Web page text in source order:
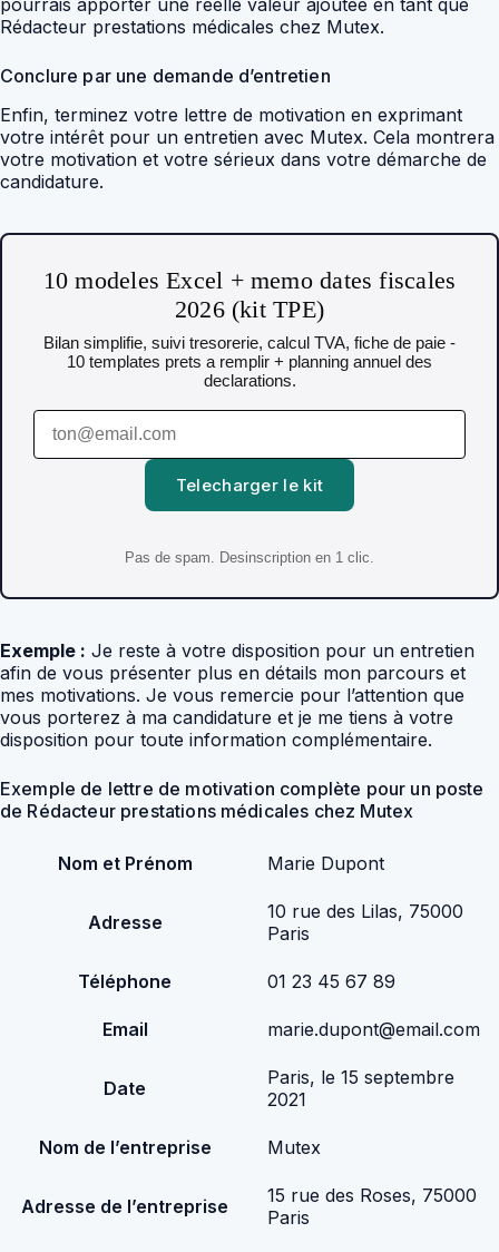
Rédacteur prestations médicales chez Mutex.
Conclure par une demande d’entretien
Enfin, terminez votre lettre de motivation en exprimant
votre intérêt pour un entretien avec Mutex. Cela montrera
votre motivation et votre sérieux dans votre démarche de
candidature.
10 modeles Excel + memo dates fiscales
2026 (kit TPE)
Bilan simplifie, suivi tresorerie, calcul TVA, fiche de paie -
10 templates prets a remplir + planning annuel des
declarations.
Telecharger le kit
Pas de spam. Desinscription en 1 clic.
Exemple : Je reste à votre disposition pour un entretien
afin de vous présenter plus en détails mon parcours et
mes motivations. Je vous remercie pour l’attention que
vous porterez à ma candidature et je me tiens à votre
disposition pour toute information complémentaire.
Exemple de lettre de motivation complète pour un poste
de Rédacteur prestations médicales chez Mutex
Nom et Prénom Marie Dupont
Adresse
10 rue des Lilas, 75000
Paris
Téléphone 01 23 45 67 89
Email marie.dupont@email.com
Date
Paris, le 15 septembre
2021
Nom de l’entreprise Mutex
Adresse de l’entreprise
15 rue des Roses, 75000
Paris